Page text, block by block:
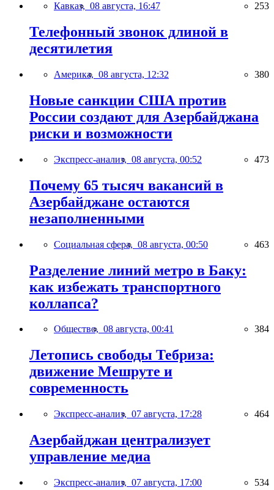
Кавказ, 08 августа, 16:47 253
Телефонный звонок длиной в
десятилетия
Америка, 08 августа, 12:32 380
Новые санкции США против
России создают для Азербайджана
риски и возможности
Экспресс-анализ, 08 августа, 00:52 473
Почему 65 тысяч вакансий в
Азербайджане остаются
незаполненными
Социальная сфера, 08 августа, 00:50 463
Разделение линий метро в Баку:
как избежать транспортного
коллапса?
Общество, 08 августа, 00:41 384
Летопись свободы Тебриза:
движение Мешруте и
современность
Экспресс-анализ, 07 августа, 17:28 464
Азербайджан централизует
управление медиа
Экспресс-анализ, 07 августа, 17:00 534